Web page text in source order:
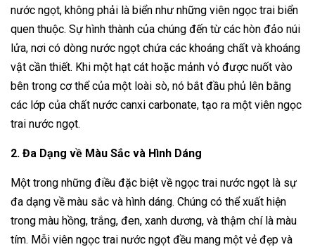
nước ngọt, không phải là biển như những viên ngọc trai biển
quen thuộc. Sự hình thành của chúng đến từ các hòn đảo núi
lửa, nơi có dòng nước ngọt chứa các khoáng chất và khoáng
vật cần thiết. Khi một hạt cát hoặc mảnh vỏ được nuốt vào
bên trong cơ thể của một loài sò, nó bắt đầu phủ lên bằng
các lớp của chất nước canxi carbonate, tạo ra một viên ngọc
trai nước ngọt.
2. Đa Dạng về Màu Sắc và Hình Dáng
Một trong những điều đặc biệt về ngọc trai nước ngọt là sự
đa dạng về màu sắc và hình dáng. Chúng có thể xuất hiện
trong màu hồng, trắng, đen, xanh dương, và thậm chí là màu
tím. Mỗi viên ngọc trai nước ngọt đều mang một vẻ đẹp và